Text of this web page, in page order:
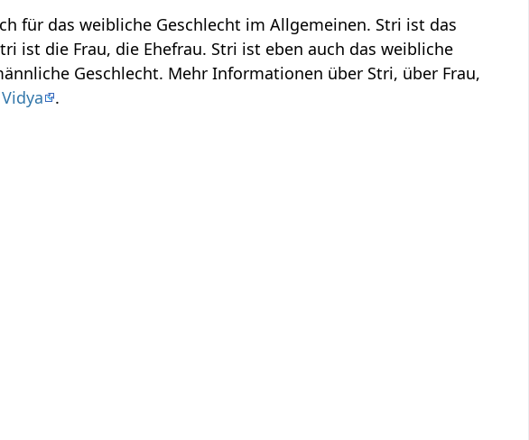
für das weibliche Geschlecht im Allgemeinen. Stri ist das
ist die Frau, die Ehefrau. Stri ist eben auch das weibliche
Geschlecht. Mehr Informationen über Stri, über Frau,
.